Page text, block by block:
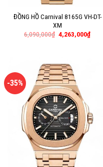
ĐỒNG HỒ Carnival 8165G VH-DT-
XM
6,090,000₫ 4,263,000₫
-35%